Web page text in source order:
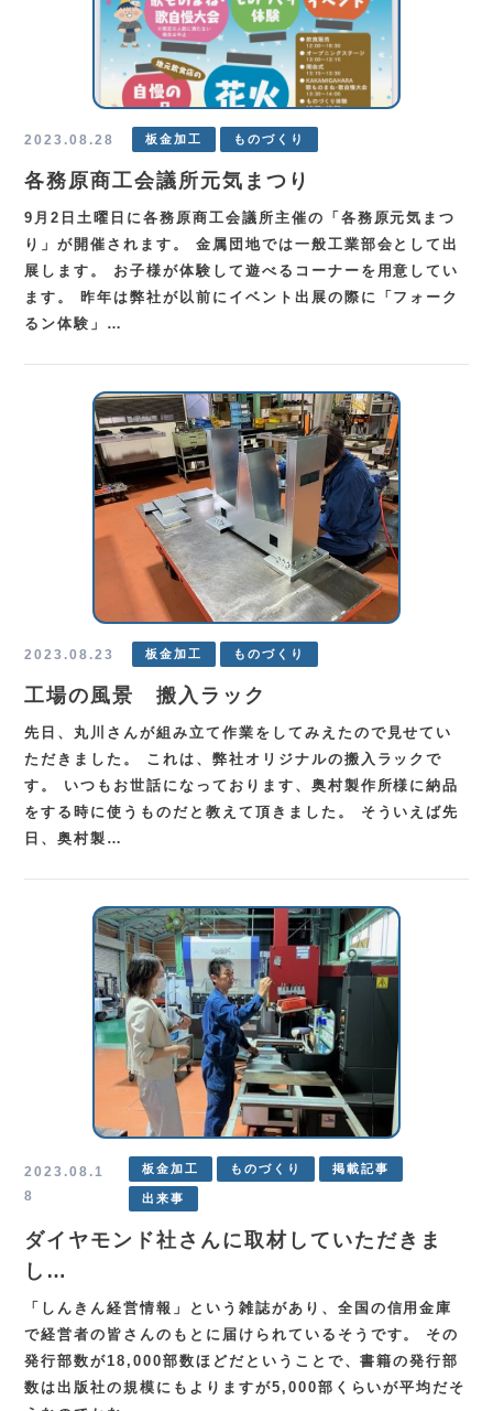
2023.08.28 板金加工 ものづくり
各務原商工会議所元気まつり
9月2日土曜日に各務原商工会議所主催の「各務原元気まつ
り」が開催されます。 金属団地では一般工業部会として出
展します。 お子様が体験して遊べるコーナーを用意してい
ます。 昨年は弊社が以前にイベント出展の際に「フォーク
るン体験」…
2023.08.23 板金加工 ものづくり
工場の風景 搬入ラック
先日、丸川さんが組み立て作業をしてみえたので見せてい
ただきました。 これは、弊社オリジナルの搬入ラックで
す。 いつもお世話になっております、奥村製作所様に納品
をする時に使うものだと教えて頂きました。 そういえば先
日、奥村製…
2023.08.1
8
板金加工 ものづくり 掲載記事
出来事
ダイヤモンド社さんに取材していただきま
し…
「しんきん経営情報」という雑誌があり、全国の信用金庫
で経営者の皆さんのもとに届けられているそうです。 その
発行部数が18,000部数ほどだということで、書籍の発行部
数は出版社の規模にもよりますが5,000部くらいが平均だそ